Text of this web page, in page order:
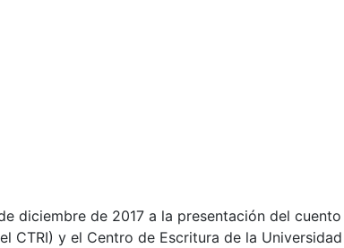
diciembre de 2017 a la presentación del
CTRI) y el Centro de Escritura de la